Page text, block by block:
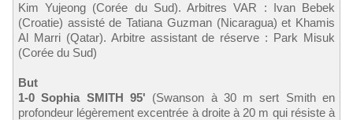
Kim Yujeong (Corée du Sud). Arbitres VAR : Ivan Bebek
(Croatie) assisté de Tatiana Guzman (Nicaragua) et Khamis
Al Marri (Qatar). Arbitre assistant de réserve : Park Misuk
(Corée du Sud)
But
1-0 Sophia SMITH 95' (Swanson à 30 m sert Smith en
profondeur légèrement excentrée à droite à 20 m qui résiste à